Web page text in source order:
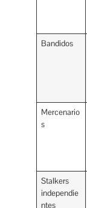
Bandidos
Mercenario
s
Stalkers
independie
ntes